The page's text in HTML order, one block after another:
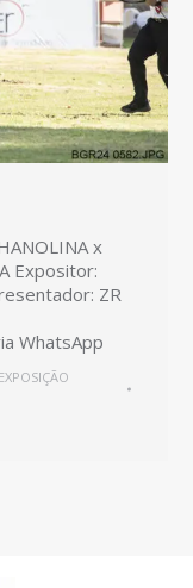
x
Expositor:
ZR
WhatsApp